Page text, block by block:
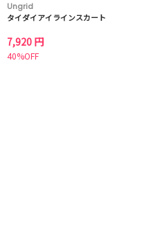
Ungrid
タイダイアイラインスカート
7,920 円
40%OFF